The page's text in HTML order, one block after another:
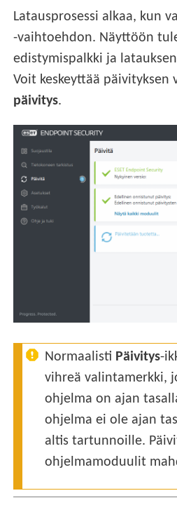
Latausprosessi alkaa, kun
-vaihtoehdon. Näyttöön
edistymispalkki ja
Voit keskeyttää päivityksen
päivitys.
Normaalisti Päivitys-
vihreä valintamerkki,
ohjelma on ajan
ohjelma ei ole ajan
altis tartunnoille.
ohjelmamoduulit